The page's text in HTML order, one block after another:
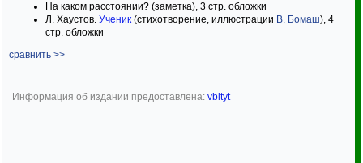
На каком расстоянии? (заметка), 3 стр. обложки
Л. Хаустов. Ученик (стихотворение, иллюстрации В. Бомаш), 4
стр. обложки
сравнить >>
Информация об издании предоставлена: vbltyt